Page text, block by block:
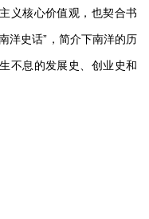
义核心价值观，也契合书
洋史话”，简介下南洋的历
不息的发展史、创业史和